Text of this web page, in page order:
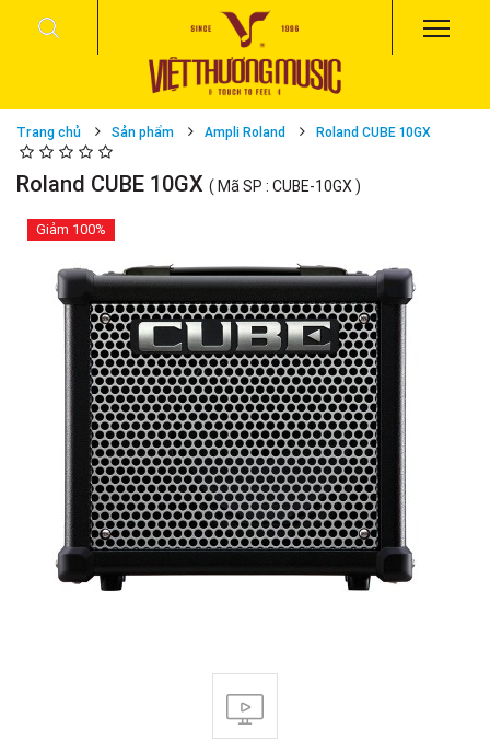
Trang chủ Sản phẩm Ampli Roland Roland CUBE 10GX
Roland CUBE 10GX ( Mã SP : CUBE-10GX )
Giảm 100%